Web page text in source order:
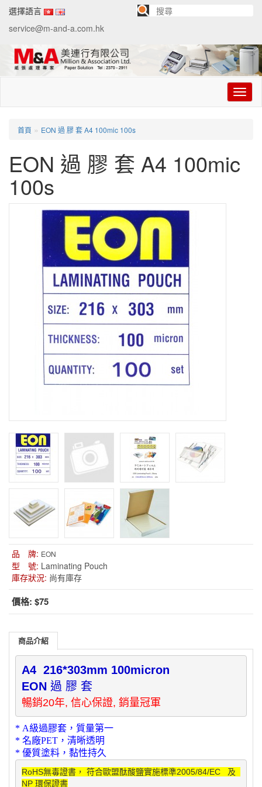
選擇語言
service@m-and-a.com.hk
切
换
首頁 » EON 過 膠 套 A4 100mic 100s
EON 過 膠 套 A4 100mic
100s
品 牌: EON
型 號: Laminating Pouch
庫存狀況: 尚有庫存
價格: $75
商品介紹
A4  216*303mm 100micron
EON
過 膠 套
暢銷20年, 信心保證, 銷量冠軍
* A級過膠套 ，質量第一
* 名廠PET ， 清晰透明
* 優質塗料 ，黏性持久
RoHS無毒證書， 符合歐盟酞酸鹽實施標準2005/84/EC   及
NP 環保證書